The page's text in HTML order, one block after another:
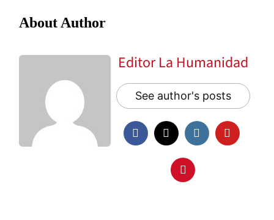
About Author
Editor La Humanidad
See author's posts